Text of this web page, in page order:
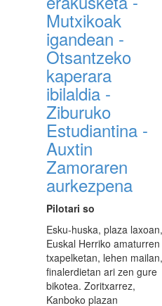
Mutxikoak
igandean -
Otsantzeko
kaperara
ibilaldia -
Ziburuko
Estudiantina -
Auxtin
Zamoraren
aurkezpena
Pilotari so
Esku-huska, plaza laxoan,
Euskal Herriko amaturren
txapelketan, lehen mailan,
finalerdietan ari zen gure
bikotea. Zoritxarrez,
Kanboko plazan